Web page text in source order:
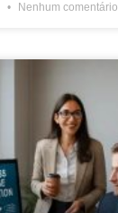
Nenhum comentário